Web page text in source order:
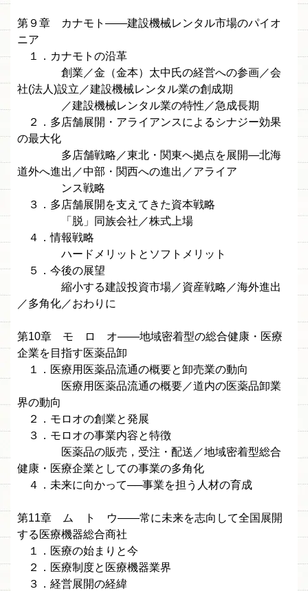
第９章 カナモト——建設機械レンタル市場のパイオ
ニア
１．カナモトの沿革
創業／金（金本）太中氏の経営への参画／会
社(法人)設立／建設機械レンタル業の創成期
／建設機械レンタル業の特性／急成長期
２．多店舗展開・アライアンスによるシナジー効果
の最大化
多店舗戦略／東北・関東へ拠点を展開—北海
道外へ進出／中部・関西への進出／アライア
ンス戦略
３．多店舗展開を支えてきた資本戦略
「脱」同族会社／株式上場
４．情報戦略
ハードメリットとソフトメリット
５．今後の展望
縮小する建設投資市場／資産戦略／海外進出
／多角化／おわりに
第10章 モ ロ オ——地域密着型の総合健康・医療
企業を目指す医薬品卸
１．医療用医薬品流通の概要と卸売業の動向
医療用医薬品流通の概要／道内の医薬品卸業
界の動向
２．モロオの創業と発展
３．モロオの事業内容と特徴
医薬品の販売，受注・配送／地域密着型総合
健康・医療企業としての事業の多角化
４．未来に向かって──事業を担う人材の育成
第11章 ム ト ウ——常に未来を志向して全国展開
する医療機器総合商社
１．医療の始まりと今
２．医療制度と医療機器業界
３．経営展開の経緯